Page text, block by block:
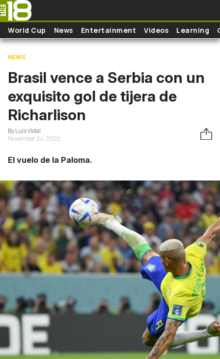
Skip to main content
World Cup News Entertainment Videos Learning
NEWS
Brasil vence a Serbia con un
exquisito gol de tijera de
Richarlison
By Luis Vidal
November 24, 2022
El vuelo de la Paloma.